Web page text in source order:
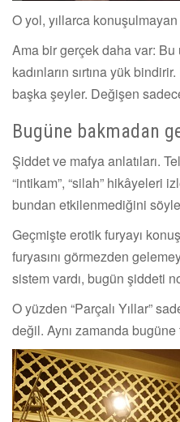
O yol, yıllarca
Ama bir gerçek daha var:
kadınların sırtına yük
başka şeyler. Değişen
Bugüne bakmadan
Şiddet ve mafya anlatıları.
“intikam”, “silah” hikâyeleri
bundan etkilenmediğini
Geçmişte erotik furyayı
furyasını görmezden
sistem vardı, bugün şiddeti
O yüzden “Parçalı Yıllar”
değil. Aynı zamanda